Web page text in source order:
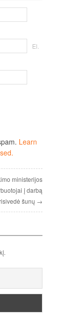
El.
Learn
ministerijos
į darbą
šunų →